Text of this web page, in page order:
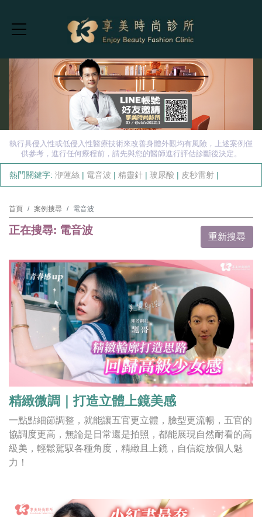
執行具侵入性或低侵入性醫療技術來改善身體外觀均有風險，上述案例僅
供參考，進行任何療程前，請先與您的醫師進行評估診斷後決定。
熱門關鍵字: 洢蓮絲 | 電音波 | 精靈針 | 玻尿酸 | 皮秒雷射 |
首頁 案例搜尋 電音波
正在搜尋: 電音波
重新搜尋
精緻微調｜打造立體上鏡美感
一點點細節調整，就能讓五官更立體，臉型更流暢，五官的
協調度更高，無論是日常還是拍照，都能展現自然耐看的高
級美，輕鬆駕馭各種角度，精緻且上鏡，自信綻放個人魅
力！